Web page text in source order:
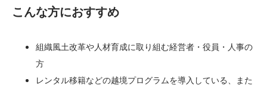
こんな方におすすめ
組織風土改革や人材育成に取り組む経営者・役員・人事の
方
レンタル移籍などの越境プログラムを導入している、また